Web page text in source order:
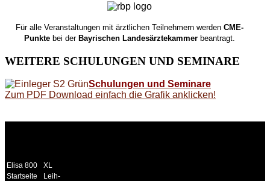
Für alle Veranstaltungen mit ärztlichen Teilnehmern werdenCME-
Punkte bei derBayrischen Landesärztekammer beantragt.
WEITERE SCHULUNGEN UND SEMINARE
Schulungen und Seminare
Zum PDF Download einfach die Grafik anklicken!
Elisa 800
XL
Startseite
Leih-